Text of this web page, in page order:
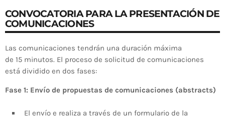
CONVOCATORIA PARA LA PRESENTACIÓN DE
COMUNICACIONES
Las comunicaciones tendrán una duración máxima
de 15 minutos. El proceso de solicitud de comunicaciones
está dividido en dos fases:
Fase 1: Envío de propuestas de comunicaciones (abstracts)
El envío e realiza a través de un formulario de la